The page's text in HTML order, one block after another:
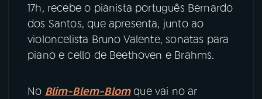
17h, recebe o pianista português Bernardo
dos Santos, que apresenta, junto ao
violoncelista Bruno Valente, sonatas para
piano e cello de Beethoven e Brahms.
No Blim-Blem-Blomque vai no ar